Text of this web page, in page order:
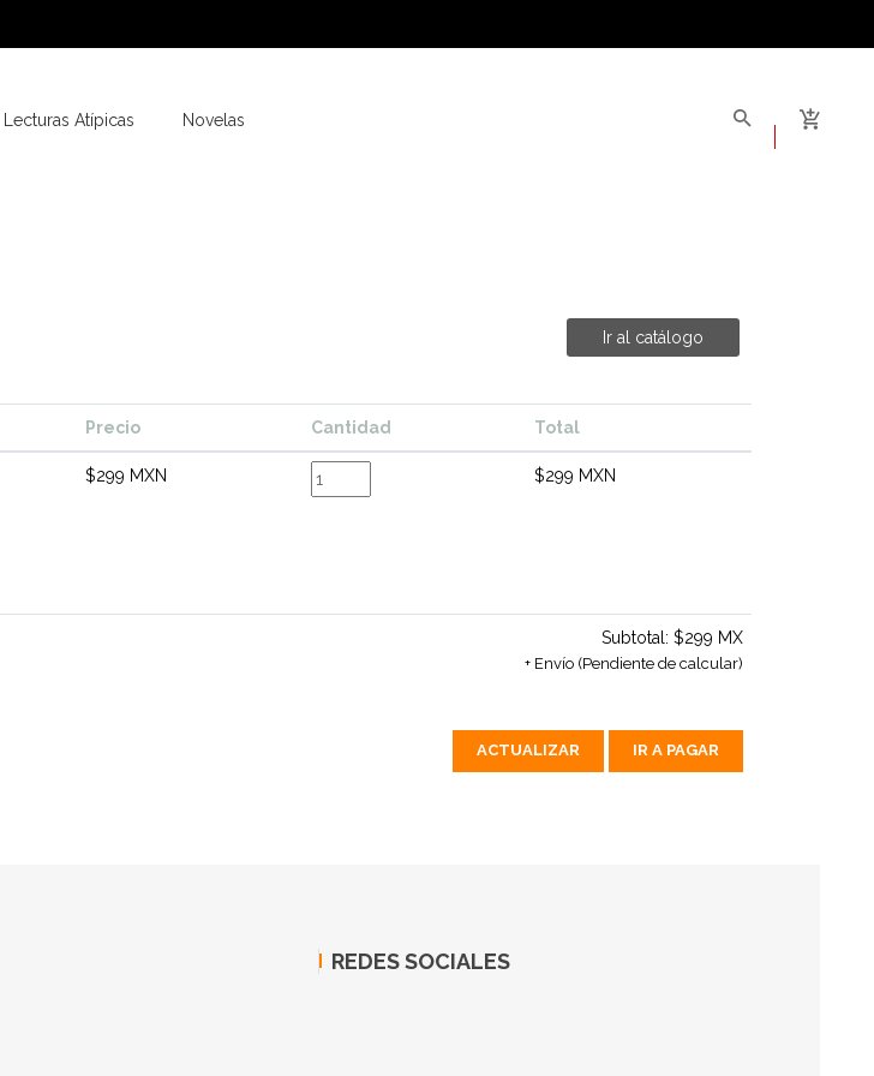
Lecturas Atípicas Novelas
Ir al catálogo
Precio Cantidad Total
$299 MXN $299 MXN
Subtotal: $299 MX
+ Envío (Pendiente de calcular)
ACTUALIZAR IR A PAGAR
REDES SOCIALES